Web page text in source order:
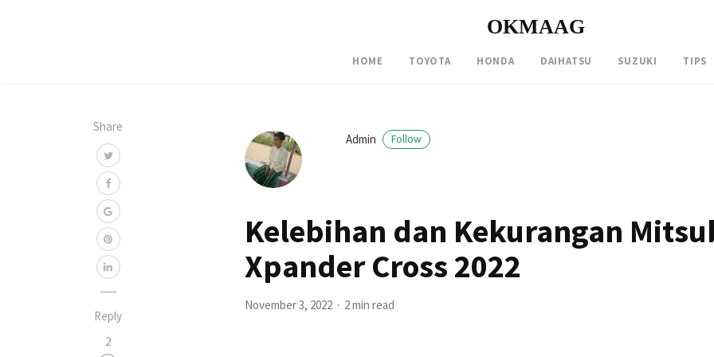
OKMAAG
HOME TOYOTA HONDA DAIHATSU SUZUKI TIPS
Share
Reply
2
Admin Follow
Kelebihan dan Kekurangan
Xpander Cross 2022
November 3, 2022 2 min read